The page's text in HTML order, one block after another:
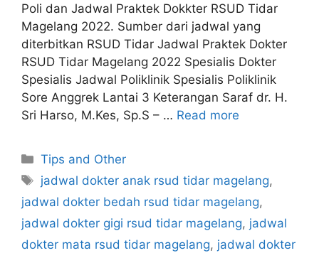
Poli dan Jadwal Praktek Dokkter RSUD Tidar
Magelang 2022. Sumber dari jadwal yang
diterbitkan RSUD Tidar Jadwal Praktek Dokter
RSUD Tidar Magelang 2022 Spesialis Dokter
Spesialis Jadwal Poliklinik Spesialis Poliklinik
Sore Anggrek Lantai 3 Keterangan Saraf dr. H.
Sri Harso, M.Kes, Sp.S – … Read more
Categories
Tips and Other
Tags
jadwal dokter anak rsud tidar magelang,
jadwal dokter bedah rsud tidar magelang,
jadwal dokter gigi rsud tidar magelang, jadwal
dokter mata rsud tidar magelang, jadwal dokter